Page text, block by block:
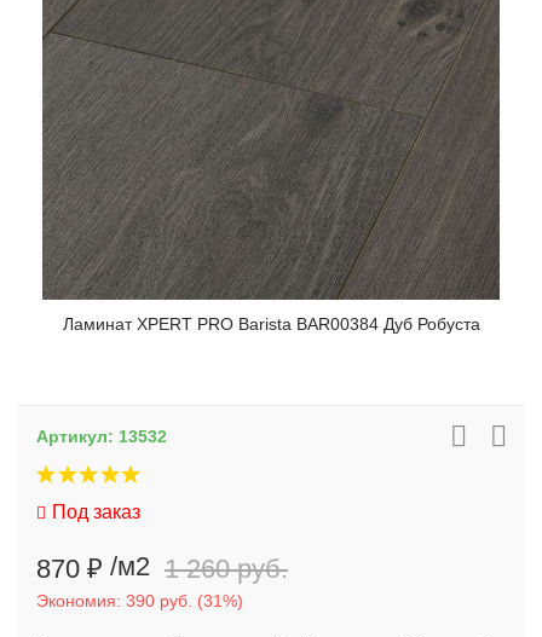
Ламинат XPERT PRO Barista BAR00384 Дуб Робуста
Артикул: 13532
Под заказ
870 ₽ /м2 1 260 руб.
Экономия: 390 руб. (31%)